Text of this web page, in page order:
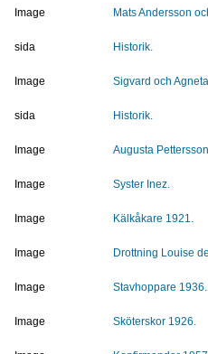
Image Mats Andersson
sida Historik.
Image Sigvard och
sida Historik.
Image Augusta
Image Syster Inez.
Image Kälkåkare 1921.
Image Drottning Louise
Image Stavhoppare 1936.
Image Sköterskor 1926.